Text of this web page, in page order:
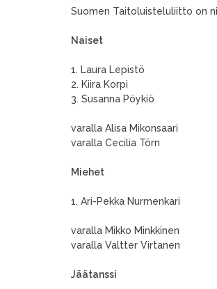
Suomen Taitoluisteluliitto on
Naiset
1. Laura Lepistö
2. Kiira Korpi
3. Susanna Pöykiö
varalla Alisa Mikonsaari
varalla Cecilia Törn
Miehet
1. Ari-Pekka Nurmenkari
varalla Mikko Minkkinen
varalla Valtter Virtanen
Jäätanssi